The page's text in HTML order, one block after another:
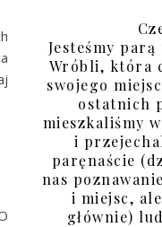
Jesteśmy
Wróbli, która
swojego
ostatnich
mieszkaliśmy
i
paręnaście
nas
i miejsc,
głównie)